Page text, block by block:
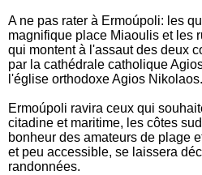
A ne pas rater à Ermoúpoli: les
magnifique place Miaoulis et les
qui montent à l'assaut des deux
par la cathédrale catholique
l'église orthodoxe Agios Nikolaos.
Ermoúpoli ravira ceux qui
citadine et maritime, les côtes
bonheur des amateurs de plage
et peu accessible, se laissera
randonnées.